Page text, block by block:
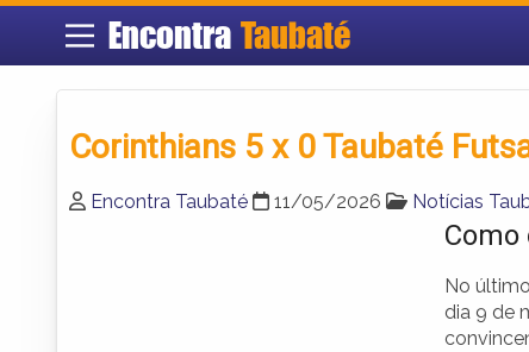
Encontra Taubaté
Corinthians 5 x 0 Taubaté
Encontra Taubaté 11/05/2026 Notícias
No
dia 9 de